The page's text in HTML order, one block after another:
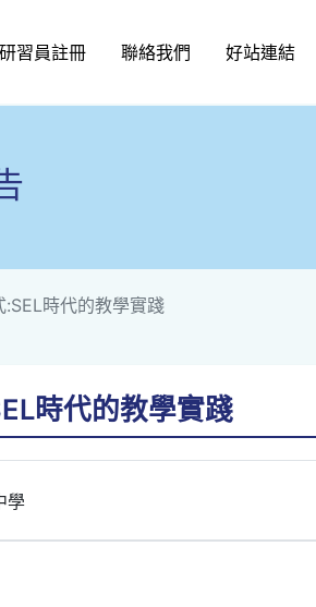
習員註冊 聯絡我們 好站連結
:SEL時代的教學實踐
時代的教學實踐
學